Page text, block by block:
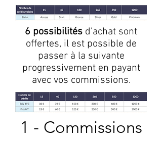
6 possibilités d'achat sont
offertes, il est possible de
passer à la suivante
progressivement en payant
avec vos commissions.
1 - Commissions